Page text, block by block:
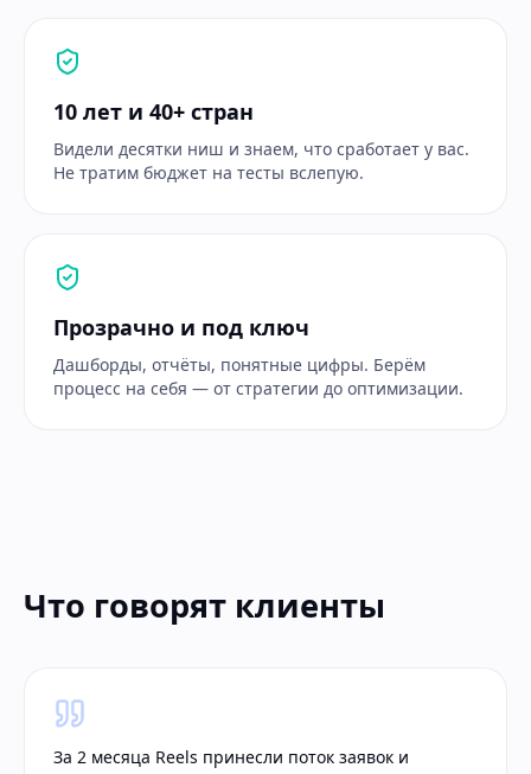
10 лет и 40+ стран
Видели десятки ниш и знаем, что сработает у вас.
Не тратим бюджет на тесты вслепую.
Прозрачно и под ключ
Дашборды, отчёты, понятные цифры. Берём
процесс на себя — от стратегии до оптимизации.
Что говорят клиенты
За 2 месяца Reels принесли поток заявок и